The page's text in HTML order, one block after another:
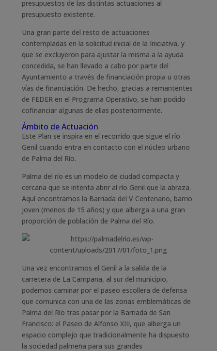
presupuestos de las distintas actuaciones al
presupuesto existente.
Una gran parte del resto de actuaciones
contempladas en la solicitud inicial de la Iniciativa, y
que se excluyeron para ajustar la misma a la ayuda
concedida, se han llevado a cabo por parte del
Ayuntamiento a través de financiación propia u otras
vías de financiación. De hecho, gracias a remantentes
de FEDER en el Programa Operativo, se han podido
cofinanciar algunas de ellas posteriormente.
Ámbito de Actuación
Este Plan se inspira en el recorrido que sigue el río
Genil cuando entra en contacto con el núcleo urbano
de Palma del Río.
Palma del río es un modelo de ciudad compacta y
cercana que se intenta abrir al río Genil que la abraza.
Aquí encontramos la Barriada del V Centenario, barrio
joven (menos de 15 años) y que alberga a una gran
proporción de población de Palma del Río.
Una vez encontramos el Genil a la salida de la
carretera de La Campana, al sur del municipio,
podemos caminar por el paseo escollera de defensa
que comunica con una de las zonas emblemáticas de
Palma del Río tras pasar por la Barriada de San
Francisco: el Paseo de Alfonso XIII, que alberga un
espacio complejo que tradicionalmente ha dispuesto
la sociedad palmeña para sus grandes